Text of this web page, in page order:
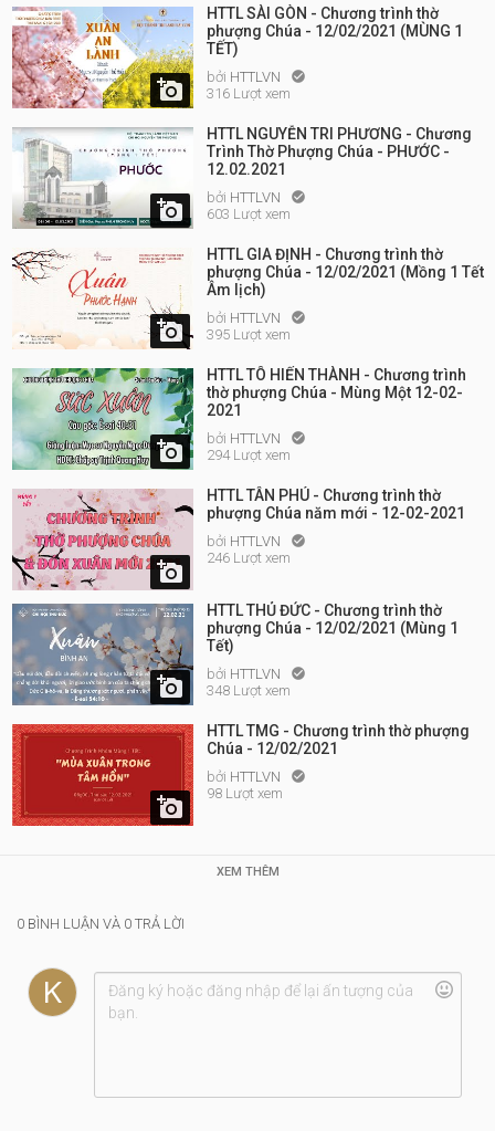

HTTL SÀI GÒN - Chương trình thờ
phượng Chúa - 12/02/2021 (MÙNG 1
TẾT)
bởi HTTLVN 
316 Lượt xem

HTTL NGUYỄN TRI PHƯƠNG - Chương
Trình Thờ Phượng Chúa - PHƯỚC -
12.02.2021
bởi HTTLVN 
603 Lượt xem

HTTL GIA ĐỊNH - Chương trình thờ
phượng Chúa - 12/02/2021 (Mồng 1 Tết
Âm lịch)
bởi HTTLVN 
395 Lượt xem

HTTL TÔ HIẾN THÀNH - Chương trình
thờ phượng Chúa - Mùng Một 12-02-
2021
bởi HTTLVN 
294 Lượt xem

HTTL TÂN PHÚ - Chương trình thờ
phượng Chúa năm mới - 12-02-2021
bởi HTTLVN 
246 Lượt xem

HTTL THỦ ĐỨC - Chương trình thờ
phượng Chúa - 12/02/2021 (Mùng 1
Tết)
bởi HTTLVN 
348 Lượt xem

HTTL TMG - Chương trình thờ phượng
Chúa - 12/02/2021
bởi HTTLVN 
98 Lượt xem
XEM THÊM
0 BÌNH LUẬN VÀ 0 TRẢ LỜI